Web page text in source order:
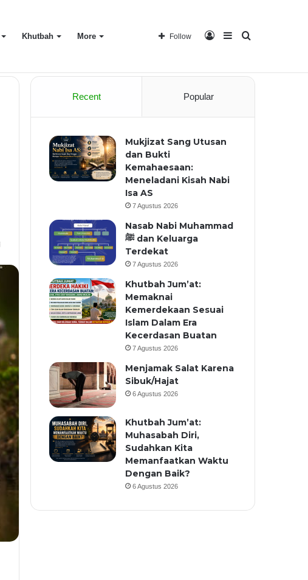
Khutbah More Sidebar
Log
Follow
Recent Popular
Mukjizat Sang Utusan
dan Bukti
Kemahaesaan:
Meneladani Kisah Nabi
Isa AS
7 Agustus 2026
Nasab Nabi Muhammad
ﷺ dan Keluarga
Terdekat
7 Agustus 2026
Khutbah Jum’at:
Memaknai
Kemerdekaan Sesuai
Islam Dalam Era
Kecerdasan Buatan
7 Agustus 2026
Menjamak Salat Karena
Sibuk/Hajat
6 Agustus 2026
Khutbah Jum’at:
Muhasabah Diri,
Sudahkan Kita
Memanfaatkan Waktu
Dengan Baik?
6 Agustus 2026